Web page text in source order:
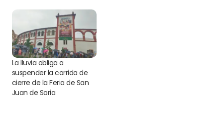
La lluvia obliga a
suspender la corrida de
cierre de la Feria de San
Juan de Soria